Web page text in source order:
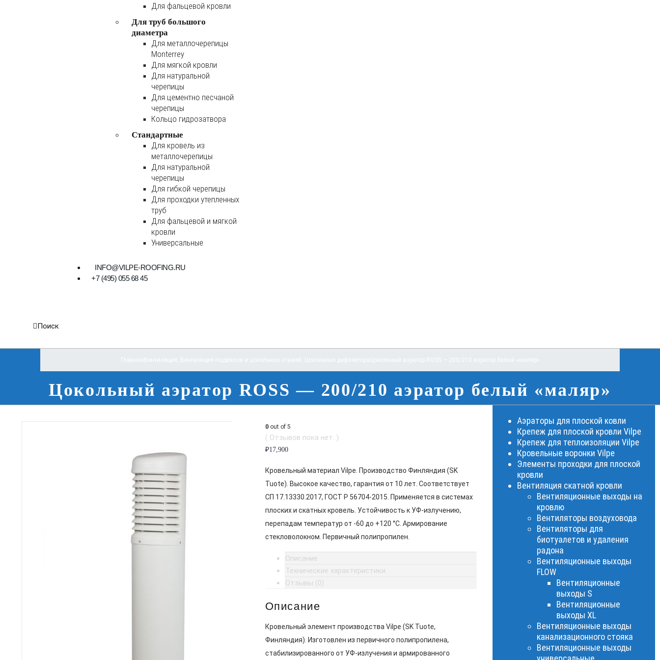
Для фальцевой кровли
Для труб большого
диаметра
Для металлочерепицы
Monterrey
Для мягкой кровли
Для натуральной
черепицы
Для цементно песчаной
черепицы
Кольцо гидрозатвора
Стандартные
Для кровель из
металлочерепицы
Для натуральной
черепицы
Для гибкой черепицы
Для проходки утепленных
труб
Для фальцевой и мягкой
кровли
Универсальные
INFO@VILPE-ROOFING.RU
+7 (495) 055 68 45
Поиск
Цокольный аэратор ROSS — 200/210 аэратор белый «маляр»
0out of 5
( Отзывов пока нет. )
₽17,900
Кровельный материал Vilpe. Производство Финляндия (SK
Tuote). Высокое качество, гарантия от 10 лет. Соответствует
СП 17.13330.2017, ГОСТ Р 56704-2015. Применяется в системах
плоских и скатных кровель. Устойчивость к УФ-излучению,
перепадам температур от -60 до +120 °C. Армирование
стекловолокном. Первичный полипропилен.
Описание
Технические характеристики
Отзывы (0)
Описание
Кровельный элемент производства Vilpe (SK Tuote,
Финляндия). Изготовлен из первичного полипропилена,
стабилизированного от УФ-излучения и армированного
Аэраторы для плоской ковли
Крепеж для плоской кровли Vilpe
Крепеж для теплоизоляции Vilpe
Кровельные воронки Vilpe
Элементы проходки для плоской
кровли
Вентиляция скатной кровли
Вентиляционные выходы на
кровлю
Вентиляторы воздуховода
Вентиляторы для
биотуалетов и удаления
радона
Вентиляционные выходы
FLOW
Вентиляционные
выходы S
Вентиляционные
выходы XL
Вентиляционные выходы
канализационного стояка
Вентиляционные выходы